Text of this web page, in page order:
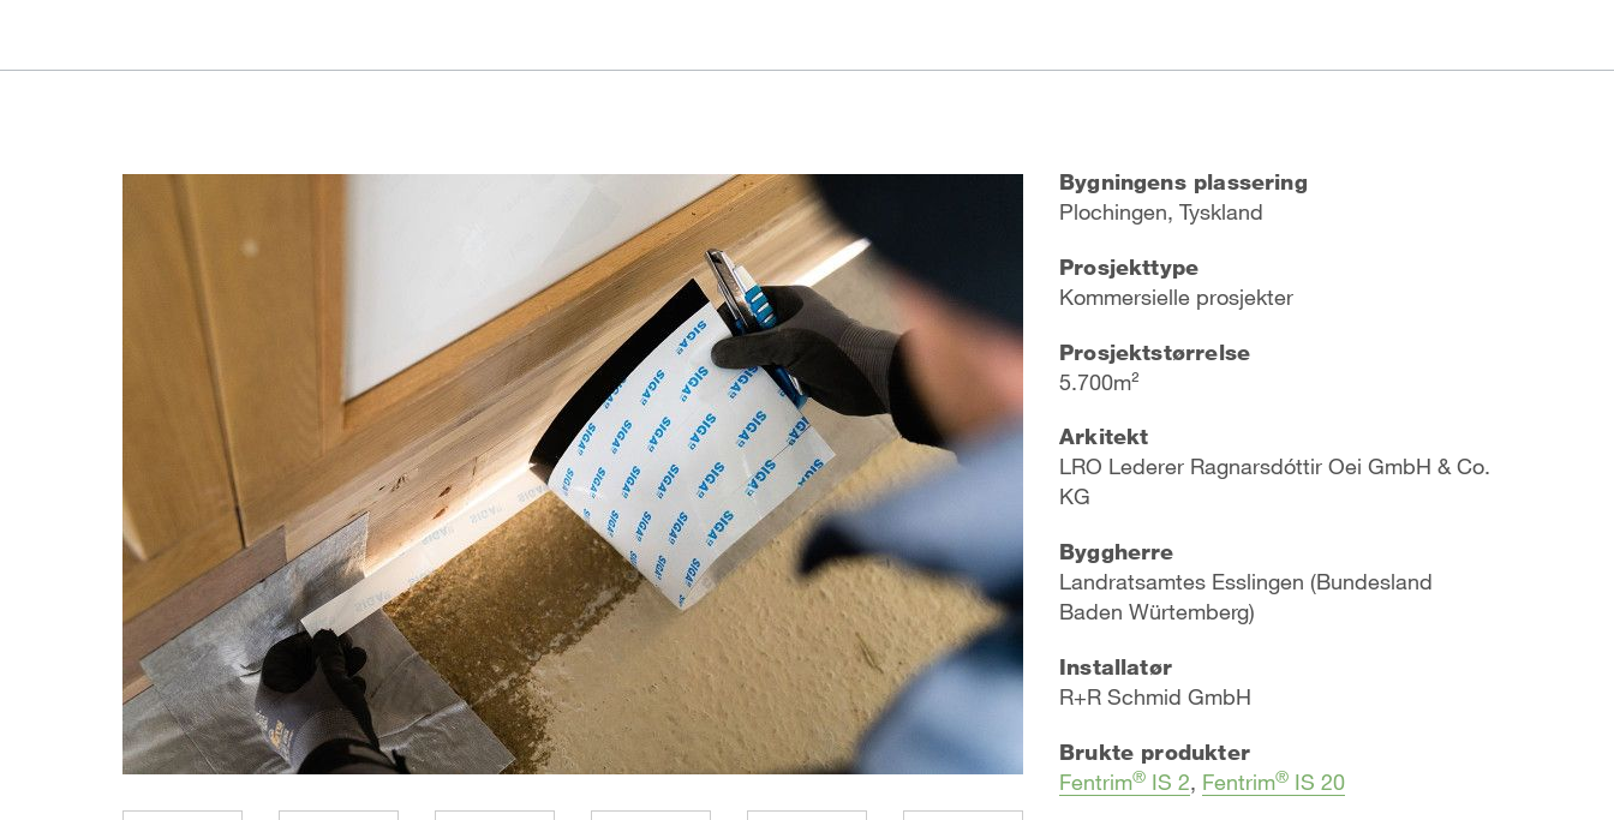
Bygningens plassering
Plochingen, Tyskland
Prosjekttype
Kommersielle prosjekter
Prosjektstørrelse
5.700m²
Arkitekt
LRO Lederer Ragnarsdóttir Oei GmbH & Co.
KG
Byggherre
Landratsamtes Esslingen (Bundesland
Baden Würtemberg)
Installatør
R+R Schmid GmbH
Brukte produkter
Fentrim® IS 2, Fentrim® IS 20